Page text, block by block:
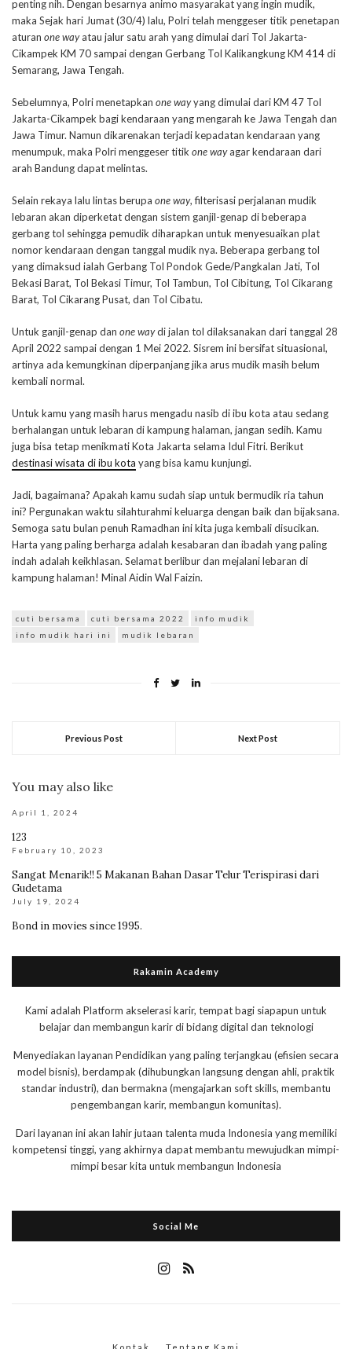
penting nih. Dengan besarnya animo masyarakat yang ingin mudik,
maka Sejak hari Jumat (30/4) lalu, Polri telah menggeser titik penetapan
aturan one wayatau jalur satu arah yang dimulai dari Tol Jakarta-
Cikampek KM 70 sampai dengan Gerbang Tol Kalikangkung KM 414 di
Semarang, Jawa Tengah.
Sebelumnya, Polri menetapkan one wayyang dimulai dari KM 47 Tol
Jakarta-Cikampek bagi kendaraan yang mengarah ke Jawa Tengah dan
Jawa Timur. Namun dikarenakan terjadi kepadatan kendaraan yang
menumpuk, maka Polri menggeser titikone wayagar kendaraan dari
arah Bandung dapat melintas.
Selain rekaya lalu lintas berupa one way, filterisasi perjalanan mudik
lebaran akan diperketat dengan sistem ganjil-genap di beberapa
gerbang tol sehingga pemudik diharapkan untuk menyesuaikan plat
nomor kendaraan dengan tanggal mudik nya. Beberapa gerbang tol
yang dimaksud ialah Gerbang Tol Pondok Gede/Pangkalan Jati, Tol
Bekasi Barat, Tol Bekasi Timur, Tol Tambun, Tol Cibitung, Tol Cikarang
Barat, Tol Cikarang Pusat, dan Tol Cibatu.
Untuk ganjil-genap dan one waydi jalan tol dilaksanakan dari tanggal 28
April 2022 sampai dengan 1 Mei 2022. Sisrem ini bersifat situasional,
artinya ada kemungkinan diperpanjang jika arus mudik masih belum
kembali normal.
Untuk kamu yang masih harus mengadu nasib di ibu kota atau sedang
berhalangan untuk lebaran di kampung halaman, jangan sedih. Kamu
juga bisa tetap menikmati Kota Jakarta selama Idul Fitri. Berikut
destinasi wisata di ibu kota yang bisa kamu kunjungi.
Jadi, bagaimana? Apakah kamu sudah siap untuk bermudik ria tahun
ini? Pergunakan waktu silahturahmi keluarga dengan baik dan bijaksana.
Semoga satu bulan penuh Ramadhan ini kita juga kembali disucikan.
Harta yang paling berharga adalah kesabaran dan ibadah yang paling
indah adalah keikhlasan. Selamat berlibur dan mejalani lebaran di
kampung halaman! Minal Aidin Wal Faizin.
cuti bersama cuti bersama 2022
info mudik
info mudik hari ini
mudik lebaran
Previous Post Next Post
You may also like
April 1, 2024
123
February 10, 2023
Sangat Menarik!! 5 Makanan Bahan Dasar Telur Terispirasi dari
Gudetama
July 19, 2024
Bond in movies since 1995.
Rakamin Academy
Kami adalah Platform akselerasi karir, tempat bagi siapapun untuk
belajar dan membangun karir di bidang digital dan teknologi
Menyediakan layanan Pendidikan yang paling terjangkau (efisien secara
model bisnis), berdampak (dihubungkan langsung dengan ahli, praktik
standar industri), dan bermakna (mengajarkan soft skills, membantu
pengembangan karir, membangun komunitas).
Dari layanan ini akan lahir jutaan talenta muda Indonesia yang memiliki
kompetensi tinggi, yang akhirnya dapat membantu mewujudkan mimpi-
mimpi besar kita untuk membangun Indonesia
Social Me